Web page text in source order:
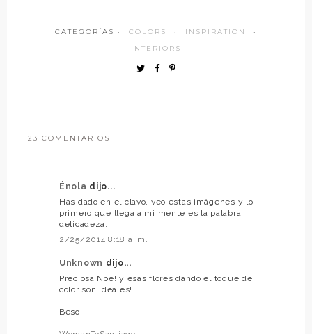
CATEGORÍAS · COLORS · INSPIRATION
·
INTERIORS
23 COMENTARIOS
Énola dijo...
Has dado en el clavo, veo estas imágenes y lo
primero que llega a mi mente es la palabra
delicadeza.
2/25/2014 8:18 a. m.
Unknown dijo...
Preciosa Noe! y esas flores dando el toque de
color son ideales!
Beso